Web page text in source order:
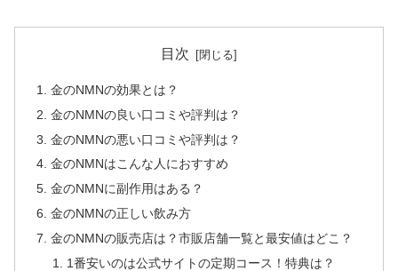
目次
金のNMNの効果とは？
金のNMNの良い口コミや評判は？
金のNMNの悪い口コミや評判は？
金のNMNはこんな人におすすめ
金のNMNに副作用はある？
金のNMNの正しい飲み方
金のNMNの販売店は？市販店舗一覧と最安値はどこ？
1番安いのは公式サイトの定期コース！特典は？